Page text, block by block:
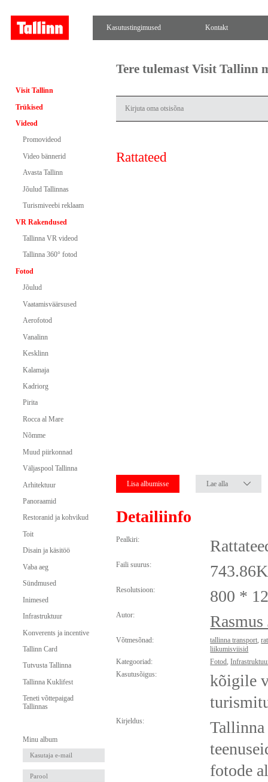
Kasutustingimused Kontakt
Visit Tallinn
Trükised
Videod
Promovideod
Video bännerid
Avasta Tallinn
Jõulud Tallinnas
Turismiveebi reklaam
VR Rakendused
Tallinna VR videod
Tallinna 360° fotod
Fotod
Jõulud
Vaatamisväärsused
Aerofotod
Vanalinn
Kesklinn
Kalamaja
Kadriorg
Pirita
Rocca al Mare
Nõmme
Muud piirkonnad
Väljaspool Tallinna
Arhitektuur
Panoraamid
Restoranid ja kohvikud
Toit
Disain ja käsitöö
Vaba aeg
Sündmused
Inimesed
Infrastruktuur
Konverents ja incentive
Tallinn Card
Tutvusta Tallinna
Tallinna Kuklifest
Teneti võttepaigad
Tallinnas
Minu album
Tere tulemast Visit Tallinn
Rattateed
Lisa albumisse Lae alla
Detailiinfo
Pealkiri:
Faili suurus:
Resolutsioon: 800 *
Autor:
Võtmesõnad: tallinna transport,
liikumisviisid
Kategooriad:
Fotod,
Kasutusõigus:
kõigile
Kirjeldus:
Tallinna
fotode